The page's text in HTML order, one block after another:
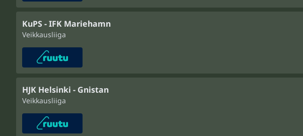
KuPS - IFK Mariehamn
Veikkausliiga
HJK Helsinki - Gnistan
Veikkausliiga